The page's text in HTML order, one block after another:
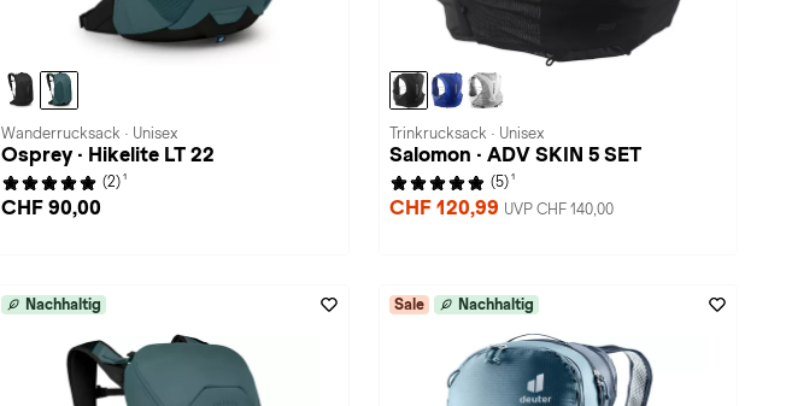
Wanderrucksack · Unisex
Osprey · Hikelite LT 22
(2) 1
CHF 90,00
Trinkrucksack · Unisex
Salomon · ADV SKIN 5 SET
(5) 1
CHF 120,99 UVP CHF 140,00
Nachhaltig Sale Nachhaltig